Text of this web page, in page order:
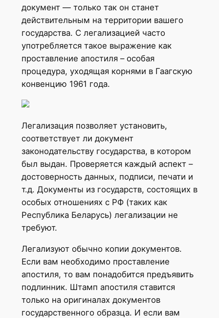
документ — только так он станет
действительным на территории вашего
государства. С легализацией часто
употребляется такое выражение как
проставление апостиля – особая
процедура, уходящая корнями в Гаагскую
конвенцию 1961 года.
Легализация позволяет установить,
соответствует ли документ
законодательству государства, в котором
был выдан. Проверяется каждый аспект –
достоверность данных, подписи, печати и
т.д. Документы из государств, состоящих в
особых отношениях с РФ (таких как
Республика Беларусь) легализации не
требуют.
Легализуют обычно копии документов.
Если вам необходимо проставление
апостиля, то вам понадобится предъявить
подлинник. Штамп апостиля ставится
только на оригиналах документов
государственного образца. И если вам